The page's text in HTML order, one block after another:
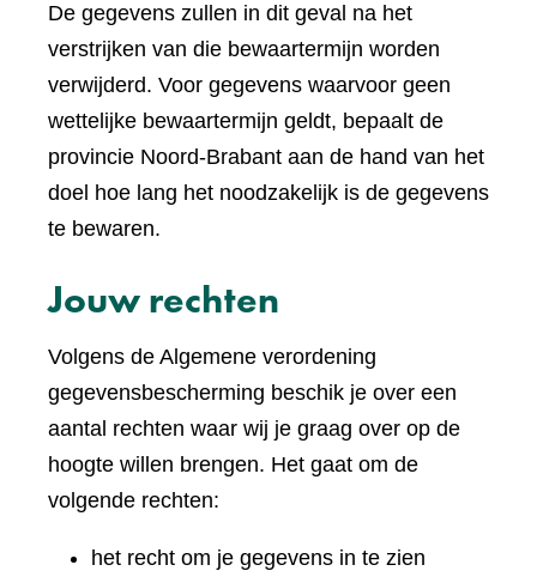
De gegevens zullen in dit geval na het
verstrijken van die bewaartermijn worden
verwijderd. Voor gegevens waarvoor geen
wettelijke bewaartermijn geldt, bepaalt de
provincie Noord-Brabant aan de hand van het
doel hoe lang het noodzakelijk is de gegevens
te bewaren.
Jouw rechten
Volgens de Algemene verordening
gegevensbescherming beschik je over een
aantal rechten waar wij je graag over op de
hoogte willen brengen. Het gaat om de
volgende rechten:
het recht om je gegevens in te zien